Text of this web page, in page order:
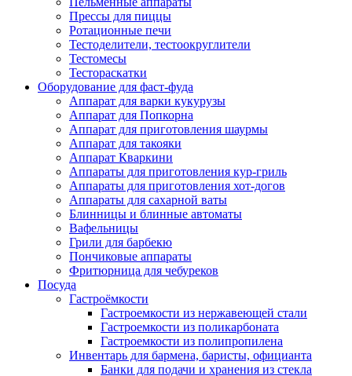
Прессы для пиццы
Ротационные печи
Тестоделители, тестоокруглители
Тестомесы
Тестораскатки
Оборудование для фаст-фуда
Аппарат для варки кукурузы
Аппарат для Попкорна
Аппарат для приготовления шаурмы
Аппарат для такояки
Аппарат Кваркини
Аппараты для приготовления кур-гриль
Аппараты для приготовления хот-догов
Аппараты для сахарной ваты
Блинницы и блинные автоматы
Вафельницы
Грили для барбекю
Пончиковые аппараты
Фритюрница для чебуреков
Посуда
Гастроёмкости
Гастроемкости из нержавеющей стали
Гастроемкости из поликарбоната
Гастроемкости из полипропилена
Инвентарь для бармена, баристы, официанта
Банки для подачи и хранения из стекла